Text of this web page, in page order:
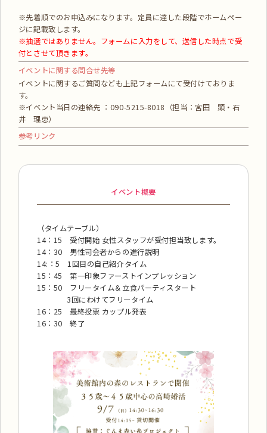
※先着順でのお申込みになります。定員に達した段階でホームペー
ジに記載致します。
※抽選ではありません。フォームに入力をして、送信した時点で受
付とさせて頂きます。
イベントに関する問合せ先等
イベントに関するご質問なども上記フォームにて受付けておりま
す。
※イベント当日の連絡先 ：090-5215-8018（担当：宮田 顕・石
井 理恵）
参考リンク
イベント概要
（タイムテーブル）
14：15 受付開始 女性スタッフが受付担当致します。
14：30 男性司会者からの進行説明
14:：5 1回目の自己紹介タイム
15：45 第一印象ファーストインプレッション
15：50 フリータイム＆立食パーティスタート
3回にわけてフリータイム
16：25 最終投票 カップル発表
16：30 終了